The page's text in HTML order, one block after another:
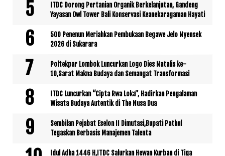
ITDC Dorong Pertanian Organik Berkelanjutan, Gandeng
Yayasan Owl Tower Bali Konservasi Keanekaragaman Hayati
500 Penenun Meriahkan Pembukaan Begawe Jelo Nyensek
2026 di Sukarara
Poltekpar Lombok Luncurkan Logo Dies Natalis ke-
10,Sarat Makna Budaya dan Semangat Transformasi
ITDC Luncurkan “Cipta Rwa Loka”, Hadirkan Pengalaman
Wisata Budaya Autentik di The Nusa Dua
Sembilan Pejabat Eselon II Dimutasi,Bupati Pathul
Tegaskan Berbasis Manajemen Talenta
Idul Adha 1446 H,ITDC Salurkan Hewan Kurban di Tiga